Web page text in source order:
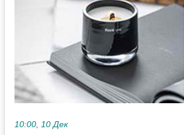
10:00, 10 Дек